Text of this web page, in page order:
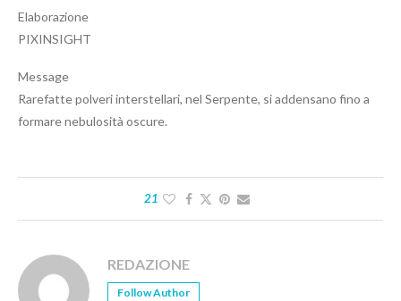
Elaborazione
PIXINSIGHT
Message
Rarefatte polveri interstellari, nel Serpente, si addensano fino a
formare nebulosità oscure.
21
REDAZIONE
Follow Author